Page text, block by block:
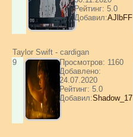
Рейтинг: 5.0
Добавил:AJlbFF
Taylor Swift - cardigan
9
Просмотров: 1160
Добавлено:
24.07.2020
Рейтинг: 5.0
Добавил:Shadow_17